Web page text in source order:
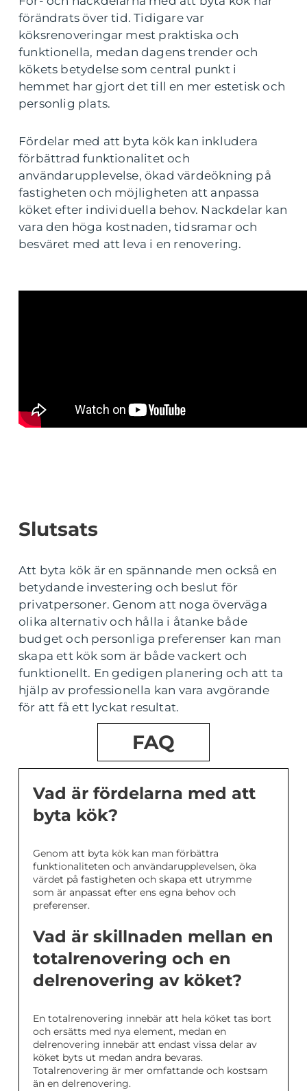
förändrats över tid. Tidigare var
köksrenoveringar mest praktiska och
funktionella, medan dagens trender och
kökets betydelse som central punkt i
hemmet har gjort det till en mer estetisk och
personlig plats.
Fördelar med att byta kök kan inkludera
förbättrad funktionalitet och
användarupplevelse, ökad värdeökning på
fastigheten och möjligheten att anpassa
köket efter individuella behov. Nackdelar kan
vara den höga kostnaden, tidsramar och
besväret med att leva i en renovering.
Slutsats
Att byta kök är en spännande men också en
betydande investering och beslut för
privatpersoner. Genom att noga överväga
olika alternativ och hålla i åtanke både
budget och personliga preferenser kan man
skapa ett kök som är både vackert och
funktionellt. En gedigen planering och att ta
hjälp av professionella kan vara avgörande
för att få ett lyckat resultat.
FAQ
Vad är fördelarna med att
byta kök?
Genom att byta kök kan man förbättra
funktionaliteten och användarupplevelsen, öka
värdet på fastigheten och skapa ett utrymme
som är anpassat efter ens egna behov och
preferenser.
Vad är skillnaden mellan en
totalrenovering och en
delrenovering av köket?
En totalrenovering innebär att hela köket tas bort
och ersätts med nya element, medan en
delrenovering innebär att endast vissa delar av
köket byts ut medan andra bevaras.
Totalrenovering är mer omfattande och kostsam
än en delrenovering.